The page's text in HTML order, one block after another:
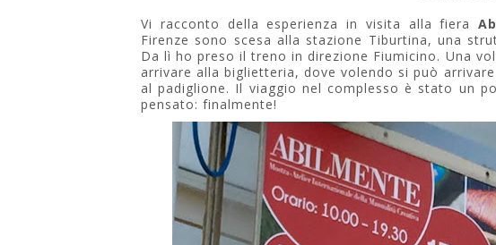
Vi racconto della esperienza in visita alla fiera
Firenze sono scesa alla stazione Tiburtina, una
Da lì ho preso il treno in direzione Fiumicino. Una
arrivare alla biglietteria, dove volendo si può
al padiglione. Il viaggio nel complesso è stato un
pensato: finalmente!